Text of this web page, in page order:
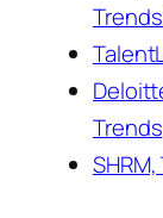
Trends